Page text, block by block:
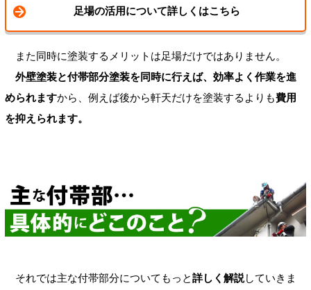
足場の活用について詳しくはこちら
また同時に塗装するメリットは足場だけではありません。
外壁塗装と付帯部分塗装を同時に行えば、効率よく作業を進
められますから、例えば後から軒天だけを塗装するよりも費用
を抑えられます。
それでは主な付帯部分についてもっと詳しく解説していきま